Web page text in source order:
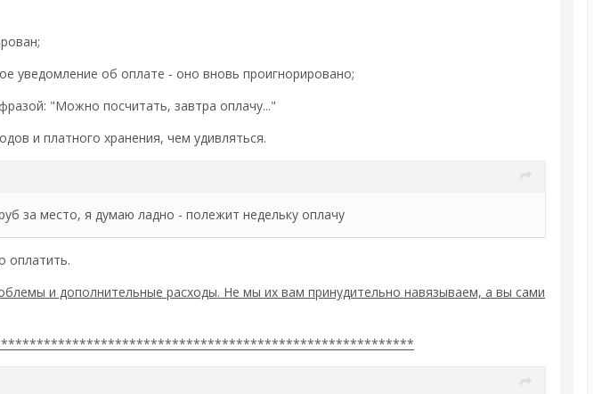
уведомление об оплате - оно вновь проигнорировано;
"Можно посчитать, завтра оплачу..."
и платного хранения, чем удивляться.
за место, я думаю ладно - полежит недельку оплачу
оплатить.
и дополнительные расходы. Не мы их вам принудительно навязываем, а вы сами